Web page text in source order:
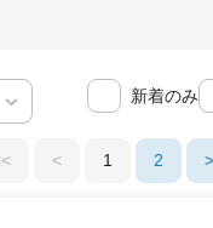
新着のみ
< 1 2 >